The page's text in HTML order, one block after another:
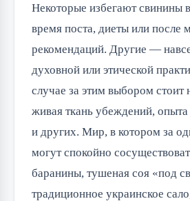
Некоторые избегают свинины
время поста, диеты или после
рекомендаций. Другие —
духовной или этической
случае за этим выбором стоит
живая ткань убеждений, опыта
и других. Мир, в котором за
могут спокойно
баранины, тушеная соя «под
традиционное украинское